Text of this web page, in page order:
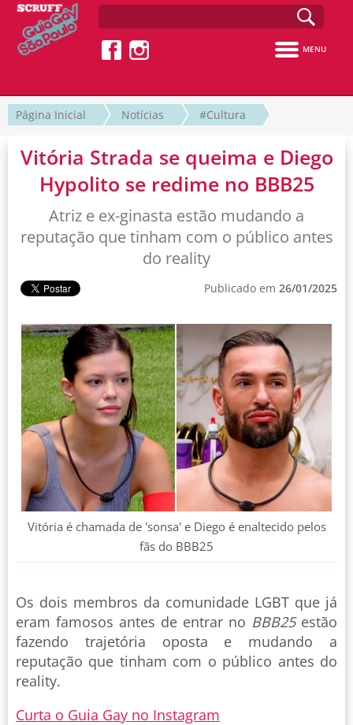
MENU
Página Inicial Notícias #Cultura
Vitória Strada se queima e Diego
Hypolito se redime no BBB25
Atriz e ex-ginasta estão mudando a
reputação que tinham com o público antes
do reality
Publicado em 26/01/2025
Vitória é chamada de 'sonsa' e Diego é enaltecido pelos
fãs do BBB25
Os dois membros da comunidade LGBT que já
eram famosos antes de entrar no BBB25estão
fazendo trajetória oposta e mudando a
reputação que tinham com o público antes do
reality.
Curta o Guia Gay no Instagram